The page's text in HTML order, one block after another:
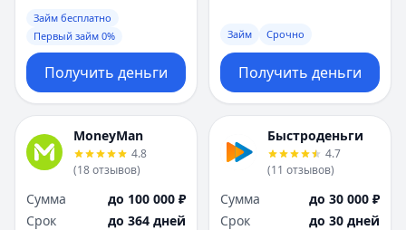
Займ бесплатно
Первый займ 0%
Получить деньги
Займ Срочно
Получить деньги
MoneyMan
4.8
(18отзывов)
Сумма
до 100 000 ₽
Срок
до 364 дней
Быстроденьги
4.7
(11 отзывов)
Сумма
до 30 000 ₽
Срок
до 30 дней